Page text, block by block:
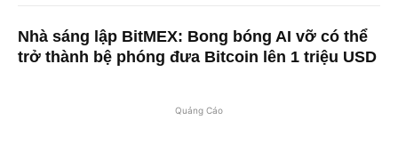
Nhà sáng lập BitMEX: Bong bóng AI vỡ có thể
trở thành bệ phóng đưa Bitcoin lên 1 triệu USD
Quảng Cáo